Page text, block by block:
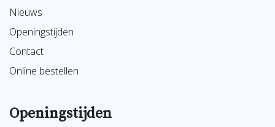
Nieuws
Openingstijden
Contact
Online bestellen
Openingstijden